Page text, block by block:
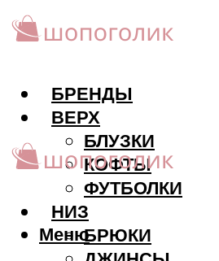
БРЕНДЫ
ВЕРХ
БЛУЗКИ
КОФТЫ
ФУТБОЛКИ
НИЗ
БРЮКИ
Меню